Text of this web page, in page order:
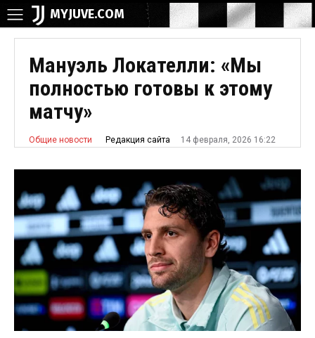
MYJUVE.COM
Мануэль Локателли: «Мы
полностью готовы к этому
матчу»
Общие новости Редакция сайта 14 февраля, 2026 16:22